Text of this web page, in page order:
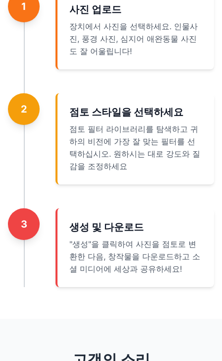
1 사진 업로드
장치에서 사진을 선택하세요. 인물사
진, 풍경 사진, 심지어 애완동물 사진
도 잘 어울립니다!
2 점토 스타일을 선택하세요
점토 필터 라이브러리를 탐색하고 귀
하의 비전에 가장 잘 맞는 필터를 선
택하십시오. 원하시는 대로 강도와 질
감을 조정하세요
3 생성 및 다운로드
"생성"을 클릭하여 사진을 점토로 변
환한 다음, 창작물을 다운로드하고 소
셜 미디어에 세상과 공유하세요!